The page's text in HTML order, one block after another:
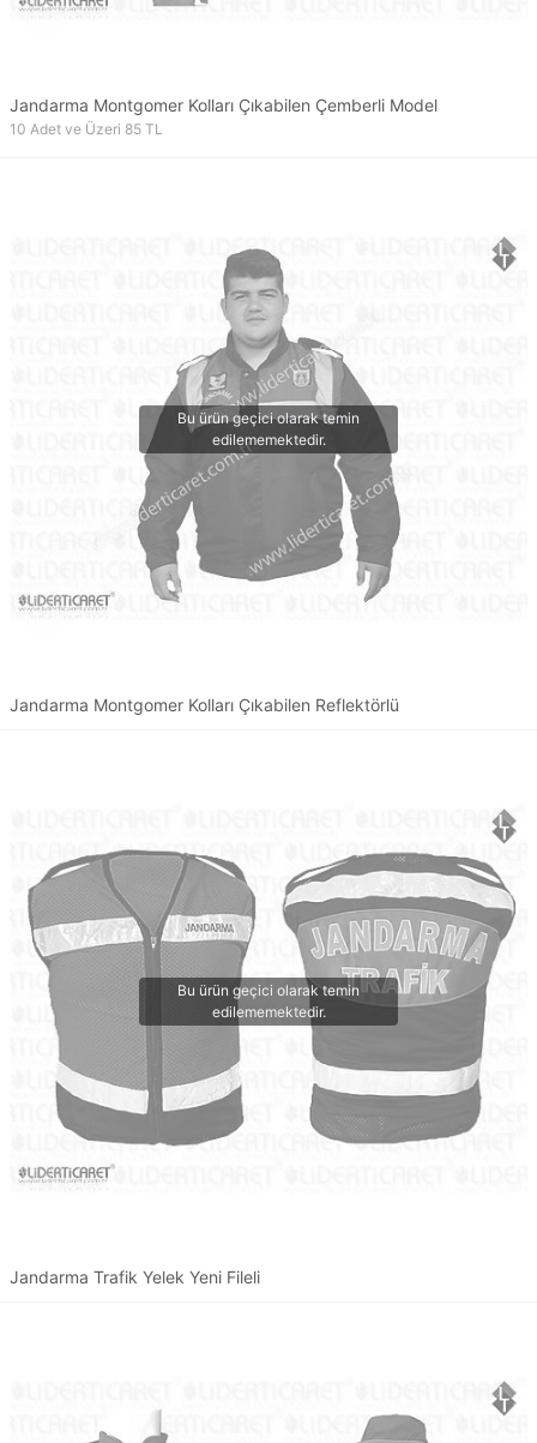
Jandarma Montgomer Kolları Çıkabilen Çemberli Model
10 Adet ve Üzeri 85 TL
Jandarma Montgomer Kolları Çıkabilen Reflektörlü
Jandarma Trafik Yelek Yeni Fileli